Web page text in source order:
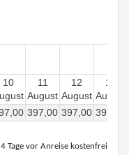
10
11
August
12
August
13
August
,00 397 ,00 397 ,00 397
Tage vor Anreise kostenfrei